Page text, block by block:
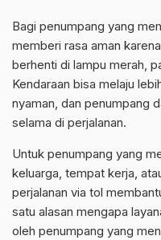
Bagi penumpang yang
memberi rasa aman
berhenti di lampu merah,
Kendaraan bisa melaju
nyaman, dan penumpang
selama di perjalanan.
Untuk penumpang yang
keluarga, tempat kerja,
perjalanan via tol
satu alasan mengapa
oleh penumpang yang